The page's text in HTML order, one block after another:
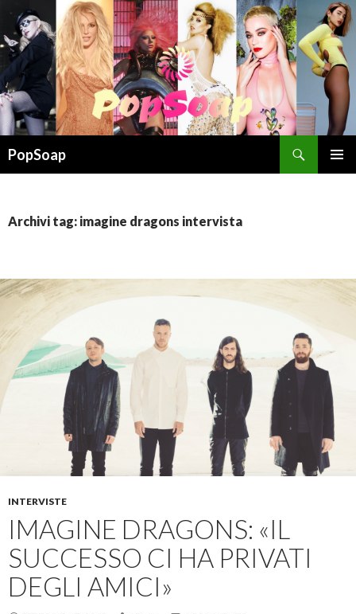
PopSoap
Archivi tag: imagine dragons intervista
INTERVISTE
IMAGINE DRAGONS: «IL
SUCCESSO CI HA PRIVATI
DEGLI AMICI»